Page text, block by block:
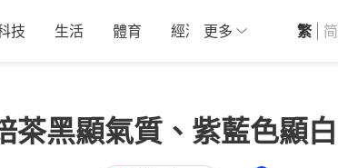
技 生活 體育 經濟 01深圳 觀點
更多 繁 简
黑顯氣質、紫藍色顯白